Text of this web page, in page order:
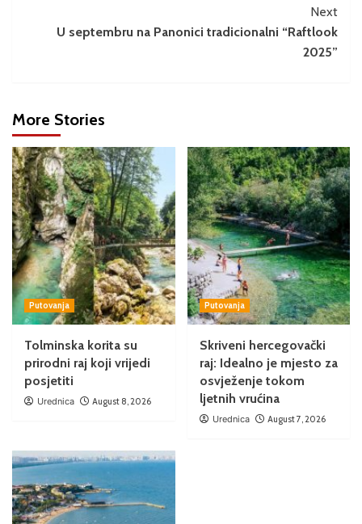
Next
U septembru na Panonici tradicionalni “Raftlook
2025”
More Stories
Putovanja
Tolminska korita su
prirodni raj koji vrijedi
posjetiti
Urednica August 8, 2026
Putovanja
Skriveni hercegovački
raj: Idealno je mjesto za
osvježenje tokom
ljetnih vrućina
Urednica August 7, 2026